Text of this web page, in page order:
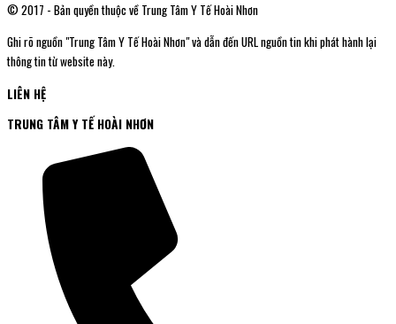
© 2017 - Bản quyền thuộc về Trung Tâm Y Tế Hoài Nhơn
Ghi rõ nguồn "Trung Tâm Y Tế Hoài Nhơn" và dẫn đến URL nguồn tin khi phát hành lại
thông tin từ website này.
LIÊN HỆ
TRUNG TÂM Y TẾ HOÀI NHƠN